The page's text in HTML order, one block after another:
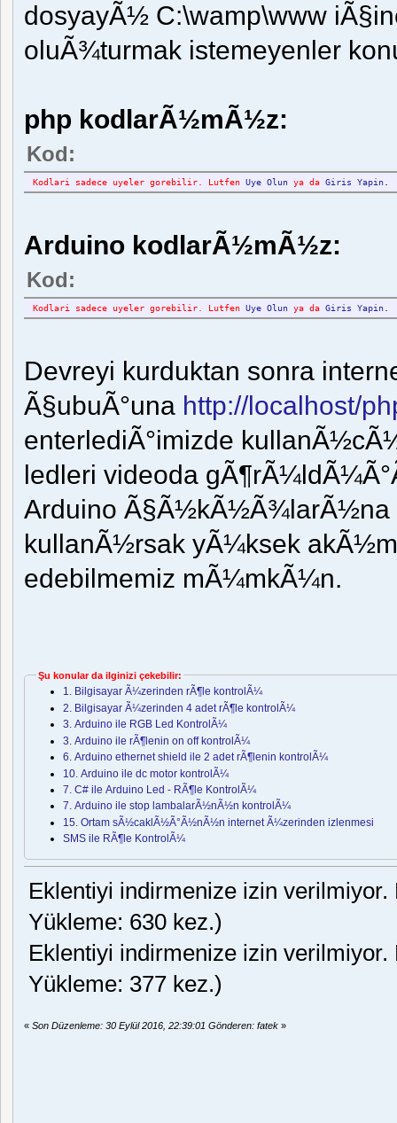
dosyayÃ½ C:\wamp\www
oluÃ¾turmak istemeyenler
php kodlarÃ½mÃ½z:
Kod:
Kodlari sadece uyeler gorebilir. Lutfen Uye Olun ya da Giris Yapin.
Arduino kodlarÃ½mÃ½z:
Kod:
Kodlari sadece uyeler gorebilir. Lutfen Uye Olun ya da Giris Yapin.
Devreyi kurduktan sonra
Ã§ubuÃ°una http://localhost/
enterlediÃ°imizde
ledleri videoda
Arduino Ã§Ã½kÃ½Ã¾larÃ½na
kullanÃ½rsak yÃ¼ksek
edebilmemiz mÃ¼mkÃ¼n.
Şu konular da ilginizi çekebilir:
1. Bilgisayar Ã¼zerinden rÃ¶le kontrolÃ¼
2. Bilgisayar Ã¼zerinden 4 adet rÃ¶le kontrolÃ¼
3. Arduino ile RGB Led KontrolÃ¼
3. Arduino ile rÃ¶lenin on off kontrolÃ¼
6. Arduino ethernet shield ile 2 adet rÃ¶lenin kontrolÃ¼
10. Arduino ile dc motor kontrolÃ¼
7. C# ile Arduino Led - RÃ¶le KontrolÃ¼
7. Arduino ile stop lambalarÃ½nÃ½n kontrolÃ¼
15. Ortam sÃ½caklÃ½Ã°Ã½nÃ½n internet Ã¼zerinden izlenmesi
SMS ile RÃ¶le KontrolÃ¼
Eklentiyi indirmenize izin
Yükleme: 630 kez.)
Eklentiyi indirmenize izin
Yükleme: 377 kez.)
«Son Düzenleme: 30 Eylül 2016, 22:39:01 Gönderen: fatek »